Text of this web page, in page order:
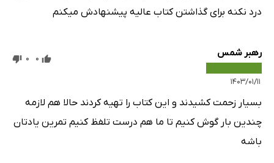
درد نکنه برای گذاشتن کتاب عالیه پیشنهادش میکنم
رهبر شمس
۱۴۰۳/۰۱/۱۱
0
0
بسیار زحمت کشیدند و این کتاب را تهیه کردند حالا هم لازمه
چندین بار گوش کنیم تا ما هم درست تلفظ کنیم تمرین یادتان
باشه